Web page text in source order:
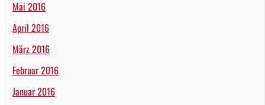
Mai 2016
April 2016
März 2016
Februar 2016
Januar 2016